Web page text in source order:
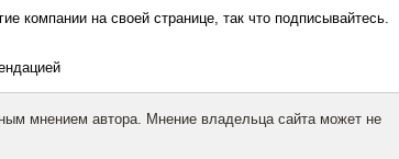
компании на своей странице, так что подписывайтесь.
мнением автора. Мнение владельца сайта может не